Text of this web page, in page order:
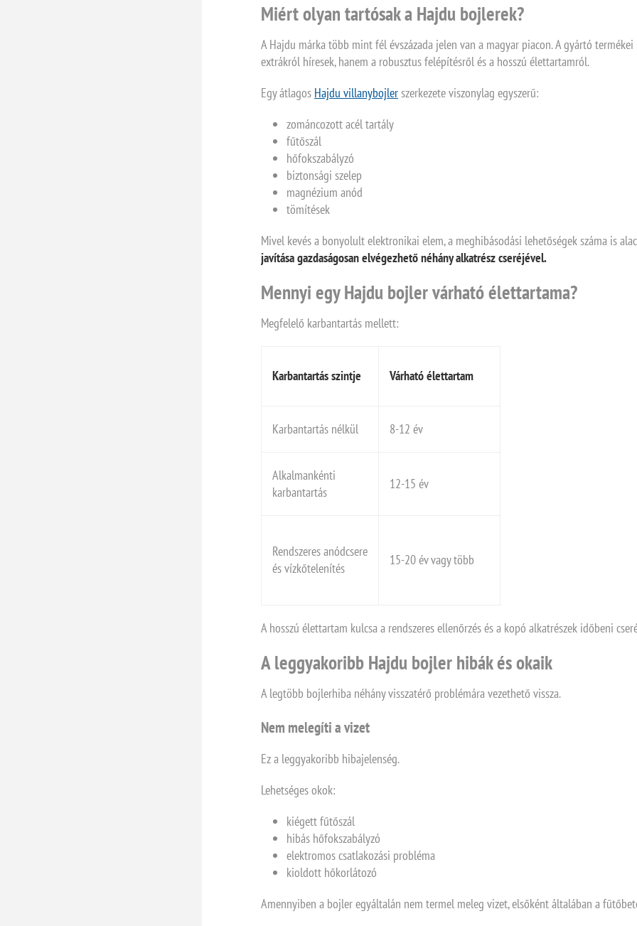
Miért olyan tartósak a Hajdu bojlerek?
A Hajdu márka több mint fél évszázada jelen van a magyar piacon. A gyártó
extrákról híresek, hanem a robusztus felépítésről és a hosszú élettartamról.
Egy átlagos Hajdu villanybojlerszerkezete viszonylag egyszerű:
zománcozott acél tartály
fűtőszál
hőfokszabályzó
biztonsági szelep
magnézium anód
tömítések
Mivel kevés a bonyolult elektronikai elem, a meghibásodási lehetőségek száma is
javítása gazdaságosan elvégezhető néhány alkatrész cseréjével.
Mennyi egy Hajdu bojler várható élettartama?
Megfelelő karbantartás mellett:
Karbantartás szintje Várható élettartam
Karbantartás nélkül 8-12 év
Alkalmankénti
karbantartás
12-15 év
Rendszeres anódcsere
és vízkőtelenítés
15-20 év vagy több
A hosszú élettartam kulcsa a rendszeres ellenőrzés és a kopó alkatrészek időbeni
A leggyakoribb Hajdu bojler hibák és okaik
A legtöbb bojlerhiba néhány visszatérő problémára vezethető vissza.
Nem melegíti a vizet
Ez a leggyakoribb hibajelenség.
Lehetséges okok:
kiégett fűtőszál
hibás hőfokszabályzó
elektromos csatlakozási probléma
kioldott hőkorlátozó
Amennyiben a bojler egyáltalán nem termel meleg vizet, elsőként általában a